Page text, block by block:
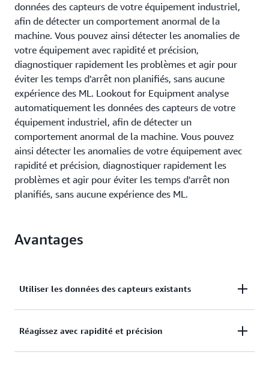
données des capteurs de votre équipement industriel,
afin de détecter un comportement anormal de la
machine. Vous pouvez ainsi détecter les anomalies de
votre équipement avec rapidité et précision,
diagnostiquer rapidement les problèmes et agir pour
éviter les temps d'arrêt non planifiés, sans aucune
expérience des ML. Lookout for Equipment analyse
automatiquement les données des capteurs de votre
équipement industriel, afin de détecter un
comportement anormal de la machine. Vous pouvez
ainsi détecter les anomalies de votre équipement avec
rapidité et précision, diagnostiquer rapidement les
problèmes et agir pour éviter les temps d'arrêt non
planifiés, sans aucune expérience des ML.
Avantages
Utiliser les données des capteurs existants
créer des modèles de machine learning (ML)
spécifiques à votre équipement.
Réagissez avec rapidité et précision